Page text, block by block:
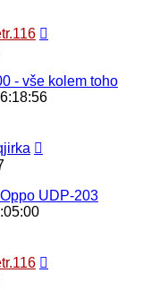
- vše kolem toho
UDP-203